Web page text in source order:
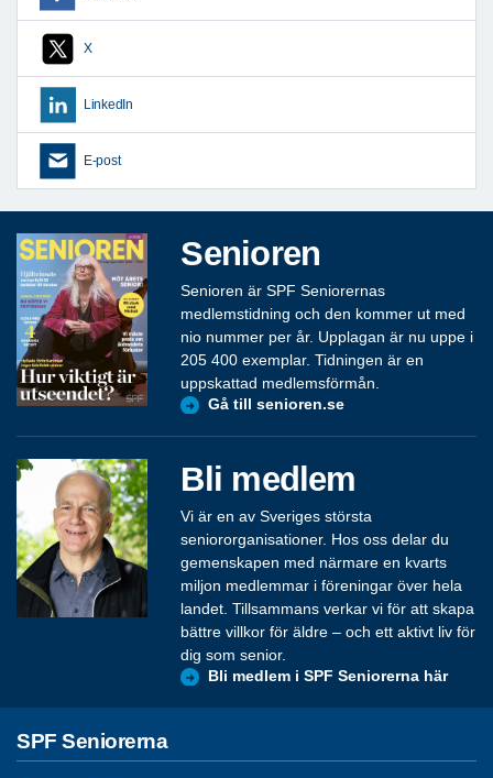
X
LinkedIn
E-post
Senioren
Senioren är SPF Seniorernas
medlemstidning och den kommer ut med
nio nummer per år. Upplagan är nu uppe i
205 400 exemplar. Tidningen är en
uppskattad medlemsförmån.
Gå till senioren.se
Bli medlem
Vi är en av Sveriges största
seniororganisationer. Hos oss delar du
gemenskapen med närmare en kvarts
miljon medlemmar i föreningar över hela
landet. Tillsammans verkar vi för att skapa
bättre villkor för äldre – och ett aktivt liv för
dig som senior.
Bli medlem i SPF Seniorerna här
SPF Seniorerna